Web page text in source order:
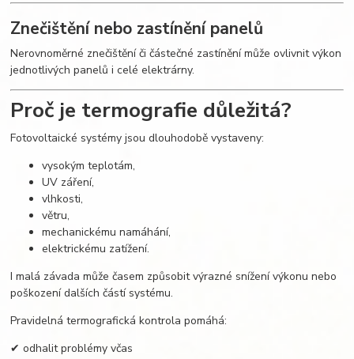
Znečištění nebo zastínění panelů
Nerovnoměrné znečištění či částečné zastínění může ovlivnit výkon
jednotlivých panelů i celé elektrárny.
Proč je termografie důležitá?
Fotovoltaické systémy jsou dlouhodobě vystaveny:
vysokým teplotám,
UV záření,
vlhkosti,
větru,
mechanickému namáhání,
elektrickému zatížení.
I malá závada může časem způsobit výrazné snížení výkonu nebo
poškození dalších částí systému.
Pravidelná termografická kontrola pomáhá:
✔ odhalit problémy včas